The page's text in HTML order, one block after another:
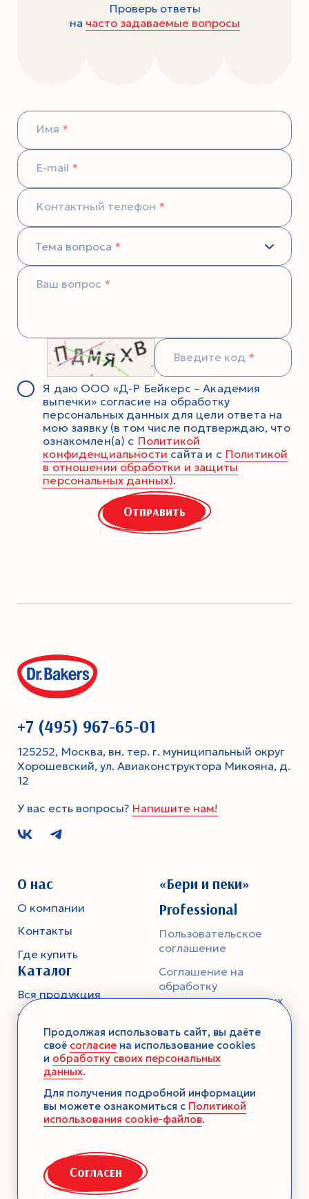
Проверь ответы
на часто задаваемые вопросы
Имя
E-mail
Контактный телефон
Тема вопроса
Ваш вопрос
Введите код
Я даю ООО «Д-Р Бейкерс – Академия
выпечки» согласие на обработку
персональных данных для цели ответа на
мою заявку (в том числе подтверждаю, что
ознакомлен(а) с Политикой
конфиденциальностисайта и с Политикой
в отношении обработки и защиты
персональных данных).
Отправить
+7 (495) 967-65-01
125252, Москва, вн. тер. г. муниципальный округ
Хорошевский, ул. Авиаконструктора Микояна, д.
12
У вас есть вопросы? Напишите нам!
О нас
О компании
Контакты
Где купить
Каталог
Вся продукция
Тесто
Смеси-помощники
Ароматика
Десерты без выпечки
Консервация
Семена
«Бери и пеки»
Professional
Пользовательское
соглашение
Соглашение на
обработку
персональных данных
конфиденциальности
Продолжая использовать сайт, вы даёте
своё согласие на использование cookies
и обработку своих персональных
данных.
Для получения подробной информации
вы можете ознакомиться с Политикой
использования cookie-файлов.
Согласен